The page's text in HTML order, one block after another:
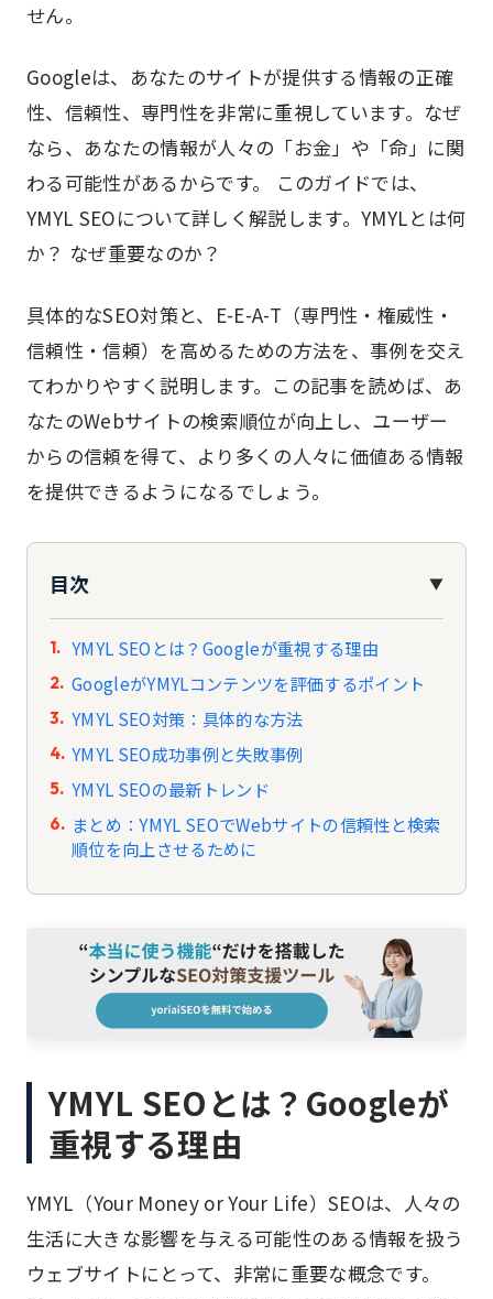
せん。
Googleは、あなたのサイトが提供する情報の正確
性、信頼性、専門性を非常に重視しています。なぜ
なら、あなたの情報が人々の「お金」や「命」に関
わる可能性があるからです。 このガイドでは、
YMYL SEOについて詳しく解説します。YMYLとは何
か？ なぜ重要なのか？
具体的なSEO対策と、E-E-A-T（専門性・権威性・
信頼性・信頼）を高めるための方法を、事例を交え
てわかりやすく説明します。この記事を読めば、あ
なたのWebサイトの検索順位が向上し、ユーザー
からの信頼を得て、より多くの人々に価値ある情報
を提供できるようになるでしょう。
目次 ▼
YMYL SEOとは？Googleが重視する理由
GoogleがYMYLコンテンツを評価するポイント
YMYL SEO対策：具体的な方法
YMYL SEO成功事例と失敗事例
YMYL SEOの最新トレンド
まとめ：YMYL SEOでWebサイトの信頼性と検索
順位を向上させるために
YMYL SEOとは？Googleが
重視する理由
YMYL（Your Money or Your Life）SEOは、人々の
生活に大きな影響を与える可能性のある情報を扱う
ウェブサイトにとって、非常に重要な概念です。